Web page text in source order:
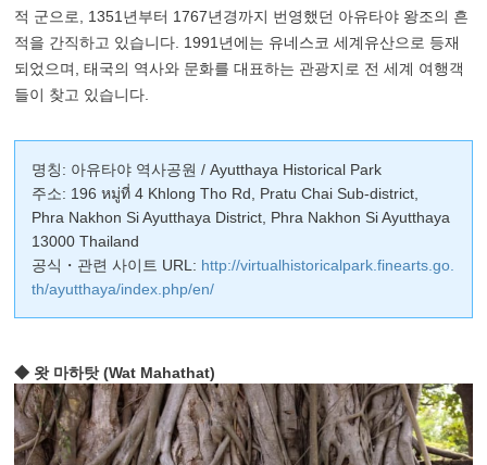
적 군으로, 1351년부터 1767년경까지 번영했던 아유타야 왕조의 흔
적을 간직하고 있습니다. 1991년에는 유네스코 세계유산으로 등재
되었으며, 태국의 역사와 문화를 대표하는 관광지로 전 세계 여행객
들이 찾고 있습니다.
명칭: 아유타야 역사공원 / Ayutthaya Historical Park
주소: 196 หมู่ที่ 4 Khlong Tho Rd, Pratu Chai Sub-district,
Phra Nakhon Si Ayutthaya District, Phra Nakhon Si Ayutthaya
13000 Thailand
공식・관련 사이트 URL: http://virtualhistoricalpark.finearts.go.
th/ayutthaya/index.php/en/
◆ 왓 마하탓 (Wat Mahathat)